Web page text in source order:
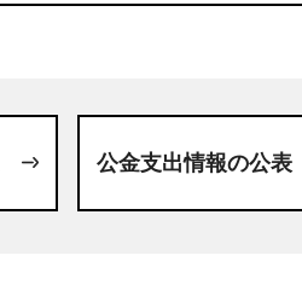
公金支出情報の公表